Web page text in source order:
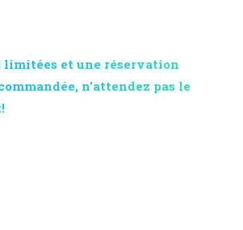
limitées et une réservation
n’attendez pas le